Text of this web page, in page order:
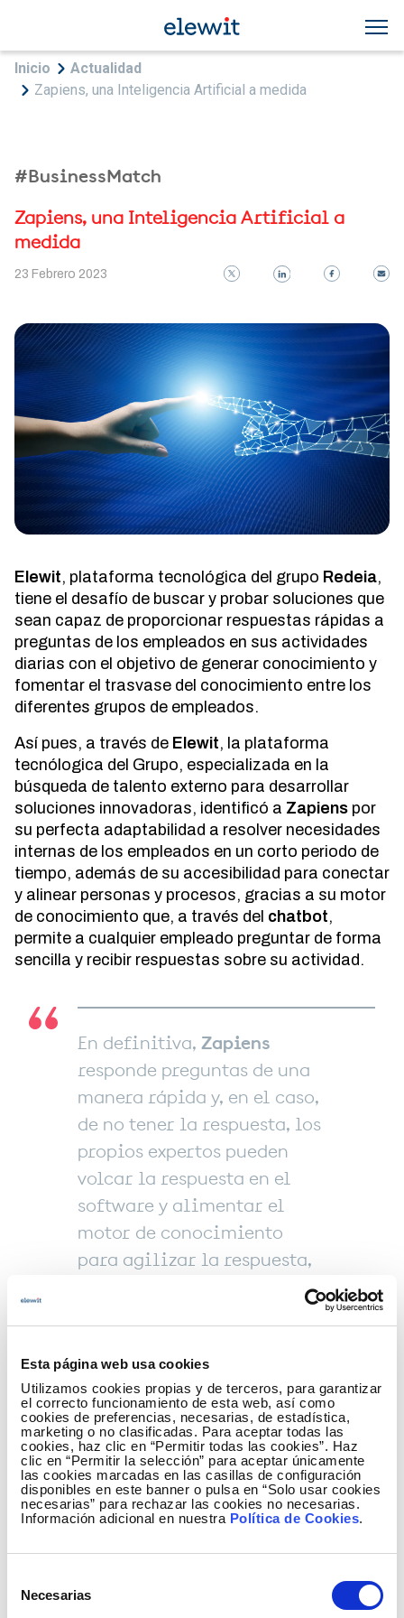
Esta página web usa cookies
Utilizamos cookies propias y de terceros, para garantizar
el correcto funcionamiento de esta web, así como
cookies de preferencias, necesarias, de estadística,
marketing o no clasificadas. Para aceptar todas las
cookies, haz clic en “Permitir todas las cookies”. Haz
clic en “Permitir la selección” para aceptar únicamente
las cookies marcadas en las casillas de configuración
disponibles en este banner o pulsa en “Solo usar cookies
necesarias” para rechazar las cookies no necesarias.
Información adicional en nuestra Política de Cookies.
Necesarias
Sobrescribir enlaces de ayuda a la
Inicio
Actualidad
Zapiens, una Inteligencia Artificial a medida
#BusinessMatch
Zapiens, una Inteligencia Artificial a
medida
23 Febrero 2023
Elewit, plataforma tecnológica del grupo Redeia,
tiene el desafío de buscar y probar soluciones que
sean capaz de proporcionar respuestas rápidas a
preguntas de los empleados en sus actividades
diarias con el objetivo de generar conocimiento y
fomentar el trasvase del conocimiento entre los
diferentes grupos de empleados.
Así pues, a través de Elewit, la plataforma
tecnólogica del Grupo, especializada en la
búsqueda de talento externo para desarrollar
soluciones innovadoras, identificó a Zapiens por
su perfecta adaptabilidad a resolver necesidades
internas de los empleados en un corto periodo de
tiempo, además de su accesibilidad para conectar
y alinear personas y procesos, gracias a su motor
de conocimiento que, a través del chatbot,
permite a cualquier empleado preguntar de forma
sencilla y recibir respuestas sobre su actividad.
En definitiva, Zapiens
responde preguntas de una
manera rápida y, en el caso,
de no tener la respuesta, los
propios expertos pueden
volcar la respuesta en el
software y alimentar el
motor de conocimiento
para agilizar la respuesta,
unidades.
Concretamente, Elewit y Redeia, están en la
vanguardia e incluyen herramientas de inteligencia
artificial en el día a día. Por ello, ha realizado dos
pilotos con Zapiens con varios departamentos
departamentos para que interactúen con la